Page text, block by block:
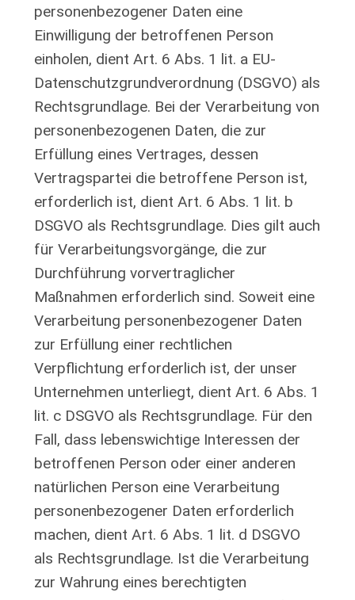
personenbezogener Daten eine
Einwilligung der betroffenen Person
einholen, dient Art. 6 Abs. 1 lit. a EU-
Datenschutzgrundverordnung (DSGVO) als
Rechtsgrundlage. Bei der Verarbeitung von
personenbezogenen Daten, die zur
Erfüllung eines Vertrages, dessen
Vertragspartei die betroffene Person ist,
erforderlich ist, dient Art. 6 Abs. 1 lit. b
DSGVO als Rechtsgrundlage. Dies gilt auch
für Verarbeitungsvorgänge, die zur
Durchführung vorvertraglicher
Maßnahmen erforderlich sind. Soweit eine
Verarbeitung personenbezogener Daten
zur Erfüllung einer rechtlichen
Verpflichtung erforderlich ist, der unser
Unternehmen unterliegt, dient Art. 6 Abs. 1
lit. c DSGVO als Rechtsgrundlage. Für den
Fall, dass lebenswichtige Interessen der
betroffenen Person oder einer anderen
natürlichen Person eine Verarbeitung
personenbezogener Daten erforderlich
machen, dient Art. 6 Abs. 1 lit. d DSGVO
als Rechtsgrundlage. Ist die Verarbeitung
zur Wahrung eines berechtigten